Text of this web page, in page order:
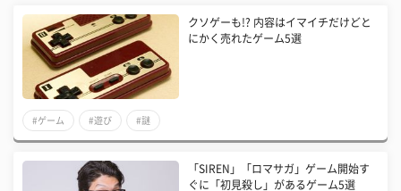
クソゲーも!? 内容はイマイチだけどと
にかく売れたゲーム5選
#ゲーム #遊び #謎
「SIREN」「ロマサガ」ゲーム開始す
ぐに「初見殺し」があるゲーム5選